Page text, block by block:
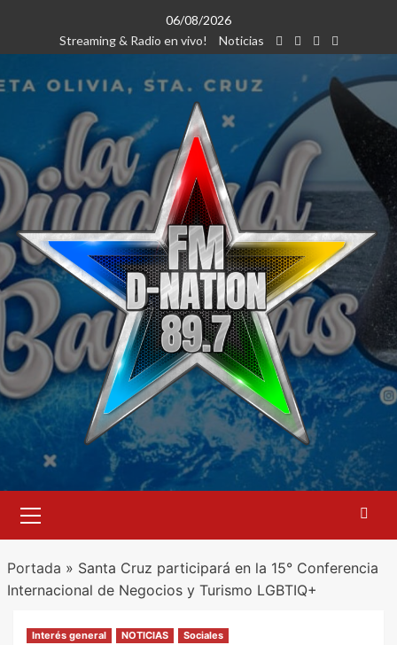
contenido
06/08/2026
Streaming & Radio en vivo!
Noticias
primario
Portada » Santa Cruz participará en la 15° Conferencia
Internacional de Negocios y Turismo LGBTIQ+
Interés general NOTICIAS Sociales